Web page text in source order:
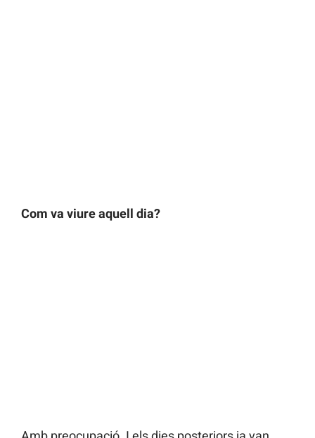
Com va viure aquell dia?